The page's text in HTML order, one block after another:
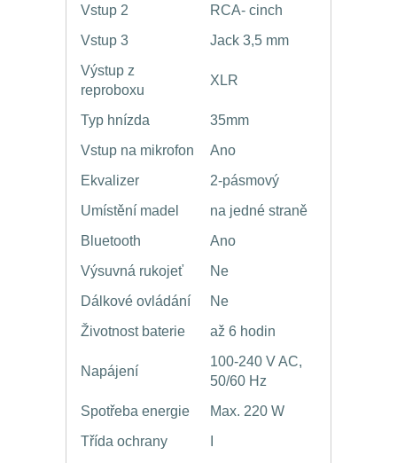
Vstup 2
RCA- cinch
Vstup 3
Jack 3,5 mm
Výstup z
reproboxu
XLR
Typ hnízda
35mm
Vstup na mikrofon
Ano
Ekvalizer
2-pásmový
Umístění madel
na jedné straně
Bluetooth
Ano
Výsuvná rukojeť
Ne
Dálkové ovládání
Ne
Životnost baterie
až 6 hodin
Napájení
100-240 V AC,
50/60 Hz
Spotřeba energie
Max. 220 W
Třída ochrany